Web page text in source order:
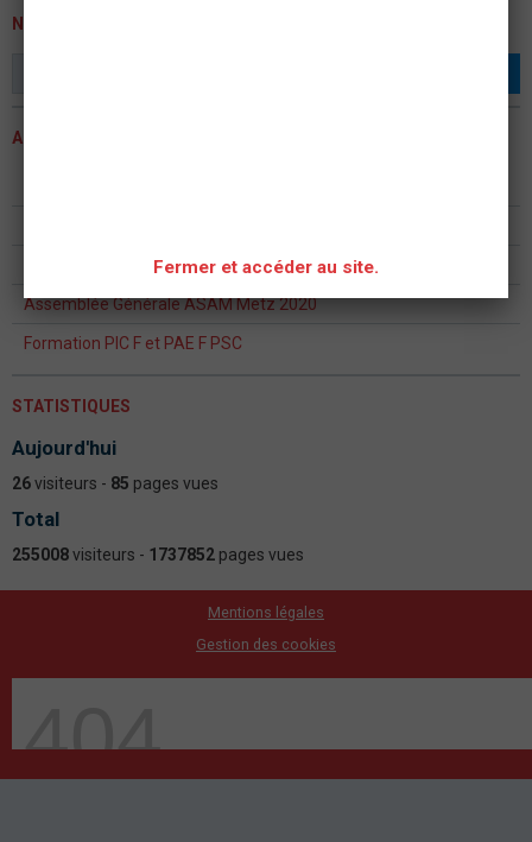
NEWSLETTER
ACTUALITÉS
ASSEMBLÉE GÉNÉRALE 2022
Assemblée Générale ASAM Metz 2020
Formation PIC F et PAE F PSC
STATISTIQUES
Aujourd'hui
26visiteurs - 85 pages vues
Total
255008visiteurs - 1737852 pages vues
Mentions légales
Gestion des cookies
Fermer et accéder au site.